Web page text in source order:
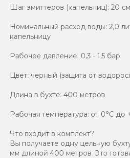
Шаг эмиттеров (капельниц): 20 см
Номинальный расход воды: 2,0
капельницу
Рабочее давление: 0,3 - 1,5 бар
Цвет: черный (защита от
Длина в бухте: 400 метров
Рабочая температура: от 0°C до
Что входит в комплект?
Вы получаете одну цельную
мм длиной 400 метров. Это